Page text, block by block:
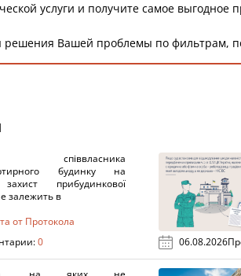
услуги и получите самое выгодное
решения Вашей проблемы по фильтрам,
співвласника
будинку на
прибудинкової
залежить в
от Протокола
0
06.08.2026